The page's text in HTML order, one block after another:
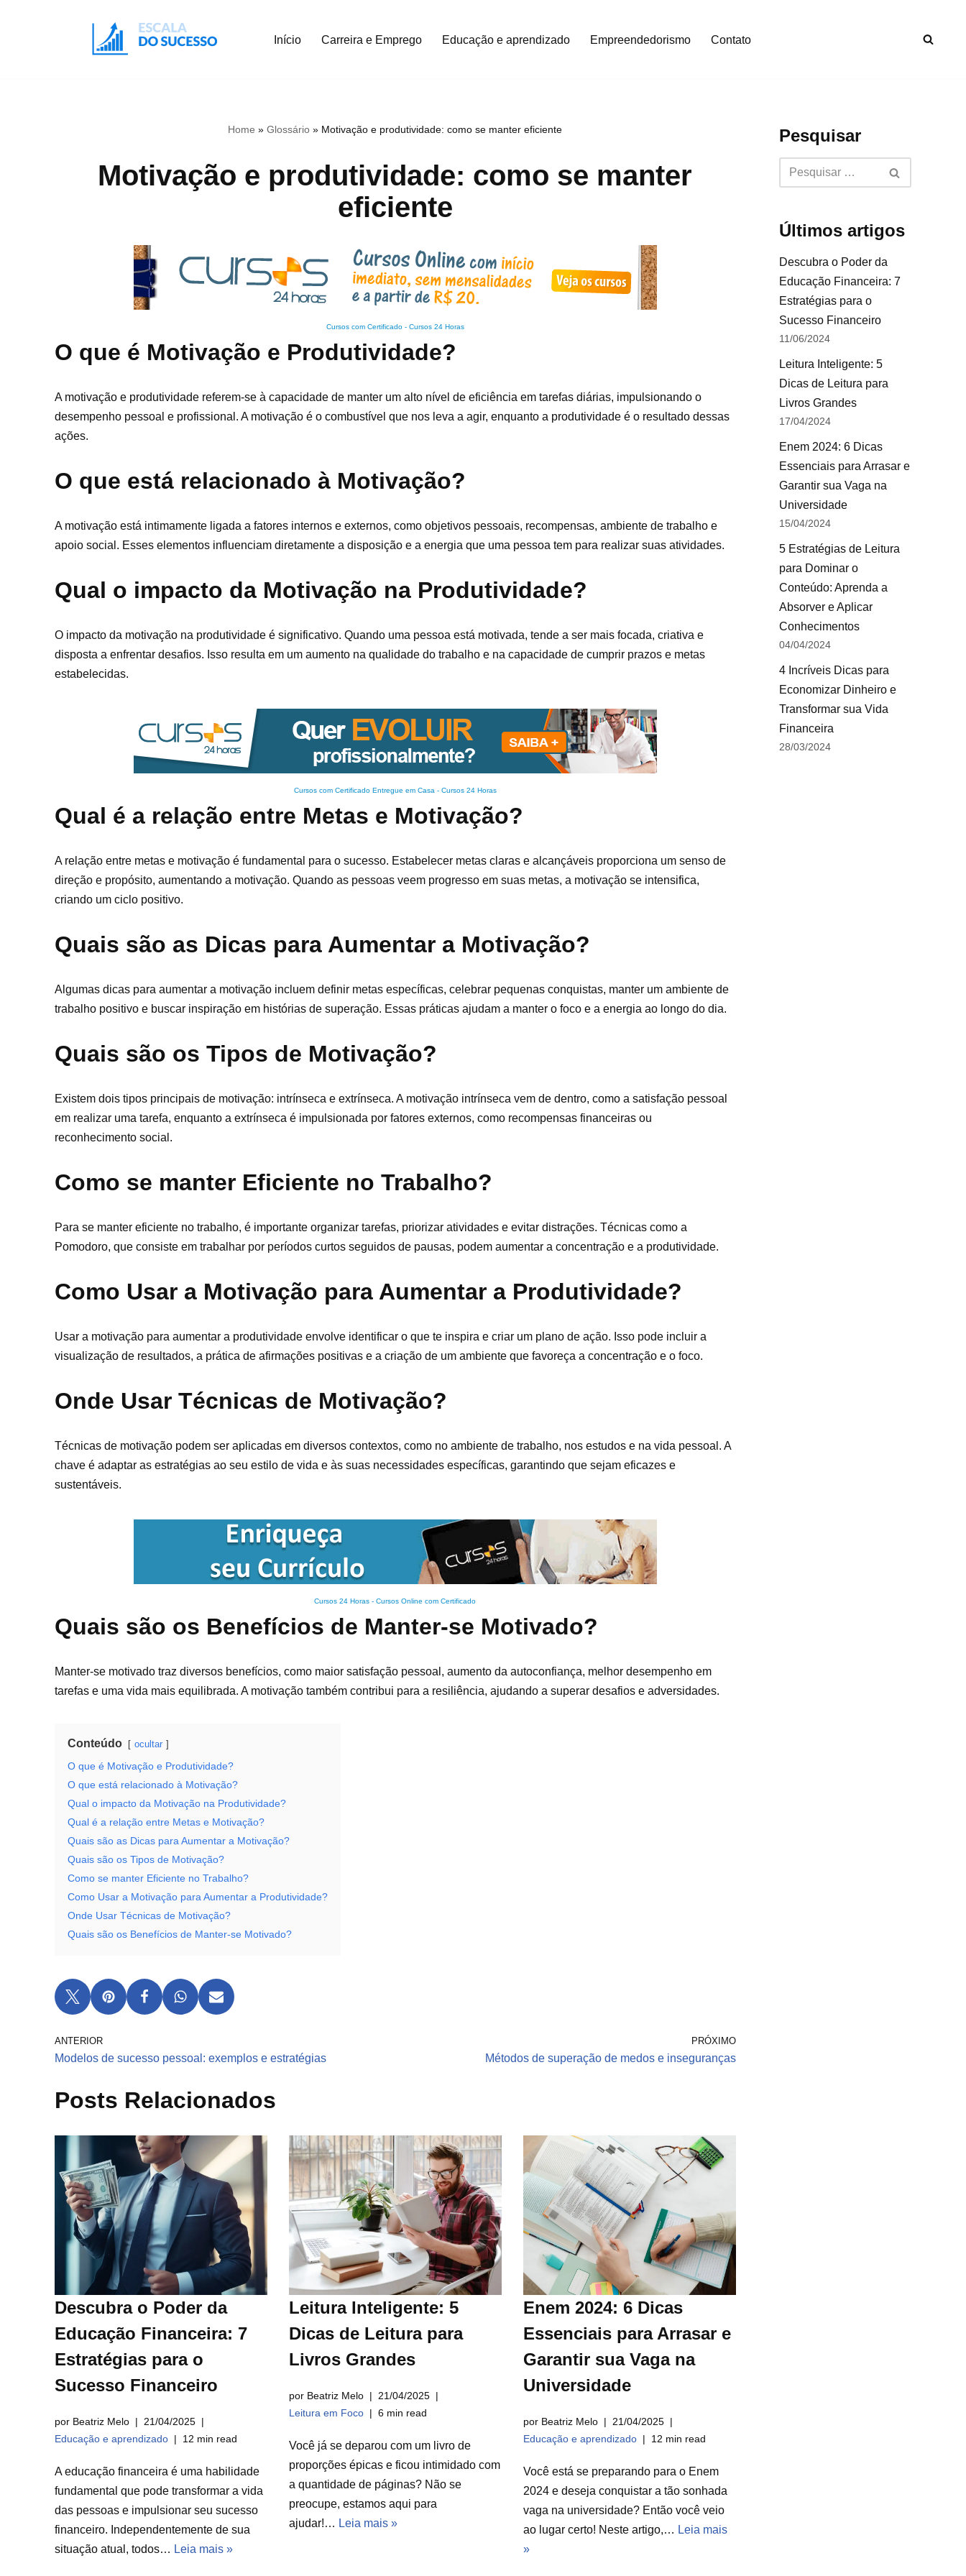
Início Carreira e Emprego Educação e aprendizado Empreendedorismo Contato
Home »Glossário » Motivação e produtividade: como se manter eficiente
Motivação e produtividade: como se manter
eficiente
Cursos com Certificado- Cursos 24 Horas
O que é Motivação e Produtividade?
A motivação e produtividade referem-se à capacidade de manter um alto nível de eficiência em tarefas diárias, impulsionando o
desempenho pessoal e profissional. A motivação é o combustível que nos leva a agir, enquanto a produtividade é o resultado dessas
ações.
O que está relacionado à Motivação?
A motivação está intimamente ligada a fatores internos e externos, como objetivos pessoais, recompensas, ambiente de trabalho e
apoio social. Esses elementos influenciam diretamente a disposição e a energia que uma pessoa tem para realizar suas atividades.
Qual o impacto da Motivação na Produtividade?
O impacto da motivação na produtividade é significativo. Quando uma pessoa está motivada, tende a ser mais focada, criativa e
disposta a enfrentar desafios. Isso resulta em um aumento na qualidade do trabalho e na capacidade de cumprir prazos e metas
estabelecidas.
Cursos com Certificado Entregue em Casa - Cursos 24 Horas
Qual é a relação entre Metas e Motivação?
A relação entre metas e motivação é fundamental para o sucesso. Estabelecer metas claras e alcançáveis proporciona um senso de
direção e propósito, aumentando a motivação. Quando as pessoas veem progresso em suas metas, a motivação se intensifica,
criando um ciclo positivo.
Quais são as Dicas para Aumentar a Motivação?
Algumas dicas para aumentar a motivação incluem definir metas específicas, celebrar pequenas conquistas, manter um ambiente de
trabalho positivo e buscar inspiração em histórias de superação. Essas práticas ajudam a manter o foco e a energia ao longo do dia.
Quais são os Tipos de Motivação?
Existem dois tipos principais de motivação: intrínseca e extrínseca. A motivação intrínseca vem de dentro, como a satisfação pessoal
em realizar uma tarefa, enquanto a extrínseca é impulsionada por fatores externos, como recompensas financeiras ou
reconhecimento social.
Como se manter Eficiente no Trabalho?
Para se manter eficiente no trabalho, é importante organizar tarefas, priorizar atividades e evitar distrações. Técnicas como a
Pomodoro, que consiste em trabalhar por períodos curtos seguidos de pausas, podem aumentar a concentração e a produtividade.
Como Usar a Motivação para Aumentar a Produtividade?
Usar a motivação para aumentar a produtividade envolve identificar o que te inspira e criar um plano de ação. Isso pode incluir a
visualização de resultados, a prática de afirmações positivas e a criação de um ambiente que favoreça a concentração e o foco.
Onde Usar Técnicas de Motivação?
Técnicas de motivação podem ser aplicadas em diversos contextos, como no ambiente de trabalho, nos estudos e na vida pessoal. A
chave é adaptar as estratégias ao seu estilo de vida e às suas necessidades específicas, garantindo que sejam eficazes e
sustentáveis.
Cursos 24 Horas - Cursos Online com Certificado
Quais são os Benefícios de Manter-se Motivado?
Manter-se motivado traz diversos benefícios, como maior satisfação pessoal, aumento da autoconfiança, melhor desempenho em
tarefas e uma vida mais equilibrada. A motivação também contribui para a resiliência, ajudando a superar desafios e adversidades.
Conteúdo ocultar
O que é Motivação e Produtividade?
O que está relacionado à Motivação?
Qual o impacto da Motivação na Produtividade?
Qual é a relação entre Metas e Motivação?
Quais são as Dicas para Aumentar a Motivação?
Quais são os Tipos de Motivação?
Como se manter Eficiente no Trabalho?
Como Usar a Motivação para Aumentar a Produtividade?
Onde Usar Técnicas de Motivação?
Quais são os Benefícios de Manter-se Motivado?
ANTERIOR
Modelos de sucesso pessoal: exemplos e estratégias
PRÓXIMO
Métodos de superação de medos e inseguranças
Posts Relacionados
Descubra o Poder da
Educação Financeira: 7
Estratégias para o
Sucesso Financeiro
por Beatriz Melo
21/04/2025
Educação e aprendizado
12 min read
A educação financeira é uma habilidade
fundamental que pode transformar a vida
das pessoas e impulsionar seu sucesso
financeiro. Independentemente de sua
situação atual, todos… Leia mais »
Leitura Inteligente: 5
Dicas de Leitura para
Livros Grandes
por Beatriz Melo
21/04/2025
Leitura em Foco
6 min read
Você já se deparou com um livro de
proporções épicas e ficou intimidado com
a quantidade de páginas? Não se
preocupe, estamos aqui para
ajudar!… Leia mais »
Enem 2024: 6 Dicas
Essenciais para Arrasar e
Garantir sua Vaga na
Universidade
por Beatriz Melo
21/04/2025
Educação e aprendizado
12 min read
Você está se preparando para o Enem
2024 e deseja conquistar a tão sonhada
vaga na universidade? Então você veio
ao lugar certo! Neste artigo,… Leia mais
»
Pesquisar
Últimos artigos
Descubra o Poder da
Educação Financeira: 7
Estratégias para o
Sucesso Financeiro
11/06/2024
Leitura Inteligente: 5
Dicas de Leitura para
Livros Grandes
17/04/2024
Enem 2024: 6 Dicas
Essenciais para Arrasar e
Garantir sua Vaga na
Universidade
15/04/2024
5 Estratégias de Leitura
para Dominar o
Conteúdo: Aprenda a
Absorver e Aplicar
Conhecimentos
04/04/2024
4 Incríveis Dicas para
Economizar Dinheiro e
Transformar sua Vida
Financeira
28/03/2024